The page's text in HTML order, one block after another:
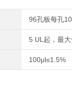
96孔板每孔
5 UL起，最大
100μl≤1.5%